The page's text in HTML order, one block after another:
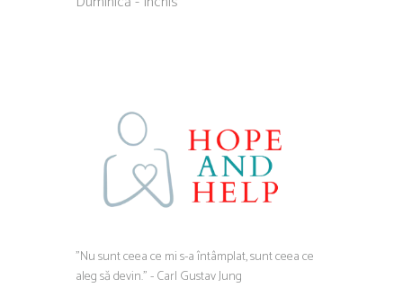
”Nu sunt ceea ce mi s-a întâmplat, sunt ceea ce
aleg să devin.” - Carl Gustav Jung